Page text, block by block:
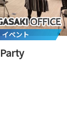
イベント